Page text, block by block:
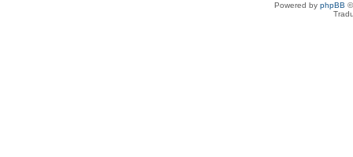
Powered by phpBB